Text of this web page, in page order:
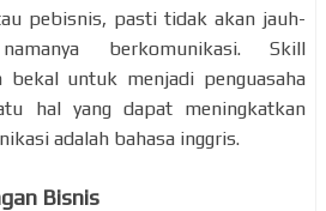
pebisnis, pasti tidak akan jauh-
berkomunikasi. Skill
bekal untuk menjadi penguasaha
hal yang dapat meningkatkan
adalah bahasa inggris.
Bisnis